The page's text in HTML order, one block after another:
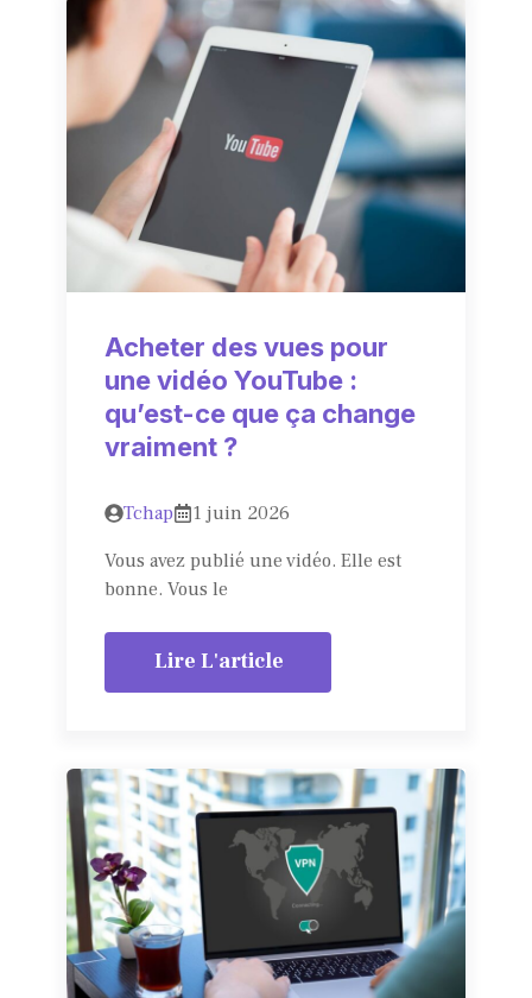
Acheter des vues pour
une vidéo YouTube :
qu’est-ce que ça change
vraiment ?
Tchap
1 juin 2026
Vous avez publié une vidéo. Elle est
bonne. Vous le
Lire L'article